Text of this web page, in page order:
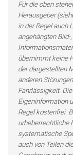
Für die oben
Herausgeber
in der Regel auch
angehängten Bild-
übernimmt keine
der dargestellten
anderen
Fahrlässigkeit.
Eigeninformation
Regel kostenfrei.
urheberrechtliche
systematische
auch von Teilen